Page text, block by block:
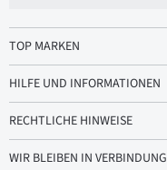
TOP MARKEN
HILFE UND INFORMATIONEN
RECHTLICHE HINWEISE
WIR BLEIBEN IN VERBINDUNG